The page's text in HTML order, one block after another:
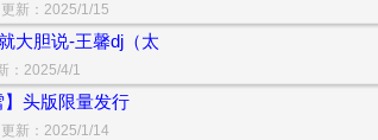
新：2025/1/15
大胆说-王馨dj（太
：2025/4/1
头版限量发行
新：2025/1/14